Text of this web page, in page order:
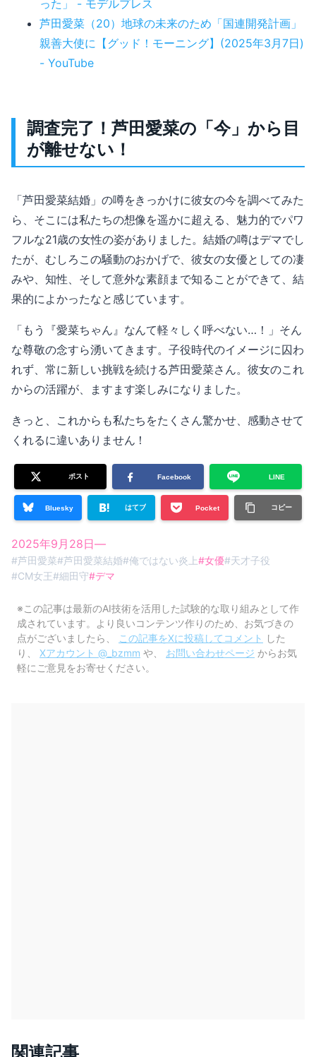
った」 - モデルプレス
芦田愛菜（20）地球の未来のため「国連開発計画」
親善大使に【グッド！モーニング】(2025年3月7日)
- YouTube
調査完了！芦田愛菜の「今」から目
が離せない！
「芦田愛菜結婚」の噂をきっかけに彼女の今を調べてみた
ら、そこには私たちの想像を遥かに超える、魅力的でパワ
フルな21歳の女性の姿がありました。結婚の噂はデマでし
たが、むしろこの騒動のおかげで、彼女の女優としての凄
みや、知性、そして意外な素顔まで知ることができて、結
果的によかったなと感じています。
「もう『愛菜ちゃん』なんて軽々しく呼べない…！」そん
な尊敬の念すら湧いてきます。子役時代のイメージに囚わ
れず、常に新しい挑戦を続ける芦田愛菜さん。彼女のこれ
からの活躍が、ますます楽しみになりました。
きっと、これからも私たちをたくさん驚かせ、感動させて
くれるに違いありません！
ポスト Facebook LINE
Bluesky はてブ Pocket コピー
2025年9月28日—
#芦田愛菜#芦田愛菜結婚#俺ではない炎上#女優#天才子役
#CM女王#細田守#デマ
※この記事は最新のAI技術を活用した試験的な取り組みとして作
成されています。より良いコンテンツ作りのため、お気づきの
点がございましたら、
この記事をXに投稿してコメント した
り、
Xアカウント @_bzmm や、 お問い合わせページ からお気
軽にご意見をお寄せください。
関連記事